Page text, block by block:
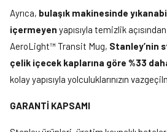
Ayrıca, bulaşık makinesinde
içermeyen yapısıyla temizlik
AeroLight™ Transit Mug, Stanley’nin
çelik içecek kaplarına göre %33
kolay yapısıyla yolculuklarınızın
GARANTİ KAPSAMI